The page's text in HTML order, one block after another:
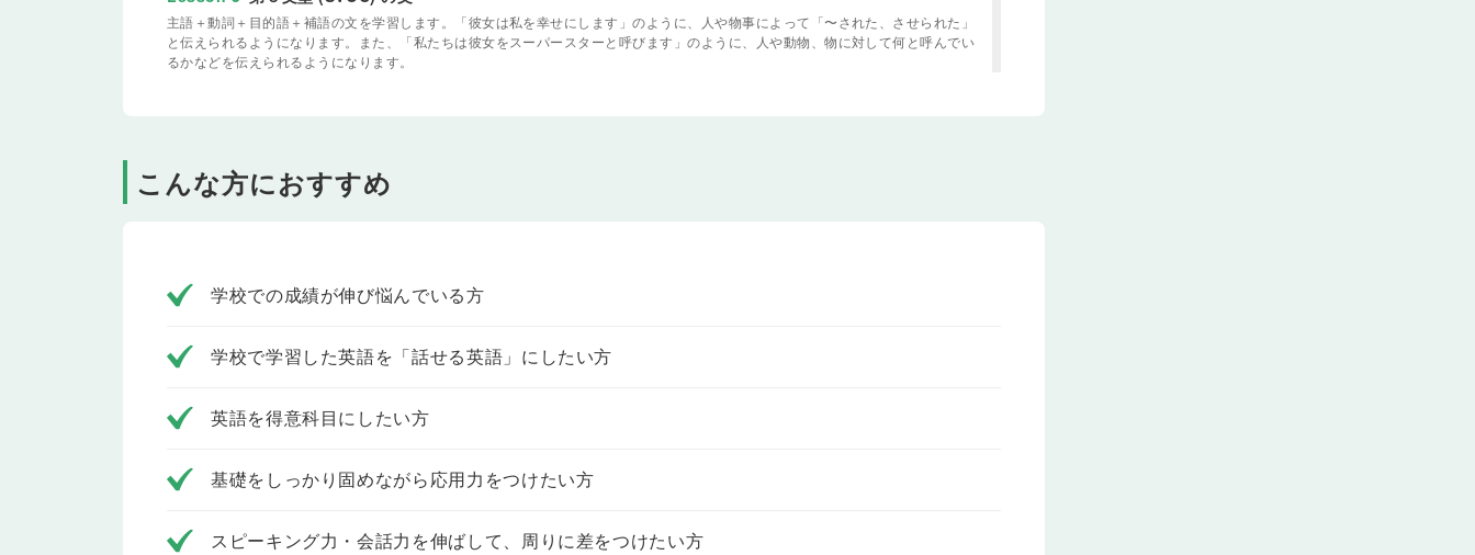
主語＋動詞＋目的語＋補語の文を学習します。「彼女は私を幸せにします」のように、人や物事によって「〜された、させられた」
と伝えられるようになります。また、「私たちは彼女をスーパースターと呼びます」のように、人や動物、物に対して何と呼んでい
るかなどを伝えられるようになります。
Lesson 7
Lesson 1〜6 の内容をおさらいします。
過去形の文を学習します。「去年の夏はとても忙しかったです」「彼らは先月タイに行きました」のように、過去の状態（〜だっ
た）や過去の動作・習慣（〜した）について伝えたり、たずねることができるようになります。
Lesson 10
未来を表す文を学習します。「今晩彼らは東京駅で会う予定です」「明後日は雨が降るかもしれません」「私は明日京都に行きま
す。
マナーについて話してみましょう。
こんな方におすすめ
学校での成績が伸び悩んでいる方
学校で学習した英語を「話せる英語」にしたい方
英語を得意科目にしたい方
基礎をしっかり固めながら応用力をつけたい方
スピーキング力・会話力を伸ばして、周りに差をつけたい方